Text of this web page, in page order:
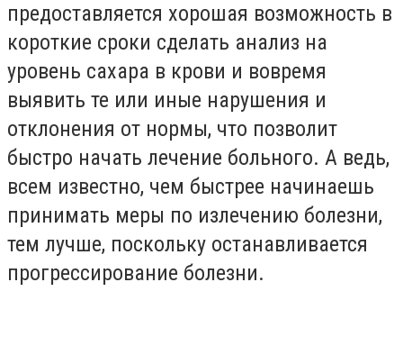
предоставляется хорошая возможность в
короткие сроки сделать анализ на
уровень сахара в крови и вовремя
выявить те или иные нарушения и
отклонения от нормы, что позволит
быстро начать лечение больного. А ведь,
всем известно, чем быстрее начинаешь
принимать меры по излечению болезни,
тем лучше, поскольку останавливается
прогрессирование болезни.